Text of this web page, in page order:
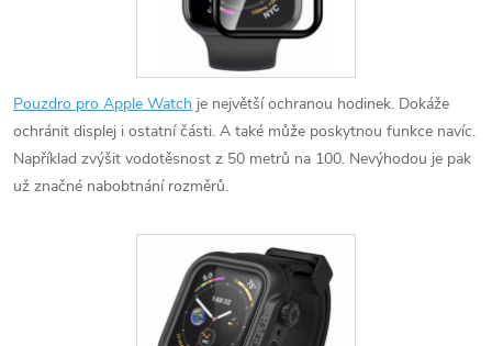
Pouzdro pro Apple Watch je největší ochranou hodinek. Dokáže
ochránit displej i ostatní části. A také může poskytnou funkce navíc.
Například zvýšit vodotěsnost z 50 metrů na 100. Nevýhodou je pak
už značné nabobtnání rozměrů.